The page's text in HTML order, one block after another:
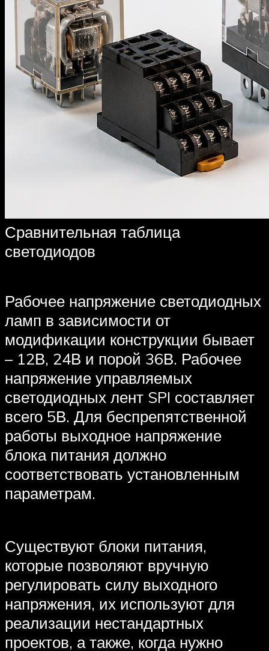
Сравнительная таблица
светодиодов
Рабочее напряжение светодиодных
ламп в зависимости от
модификации конструкции бывает
– 12В, 24В и порой 36В. Рабочее
напряжение управляемых
светодиодных лент SPI составляет
всего 5В. Для беспрепятственной
работы выходное напряжение
блока питания должно
соответствовать установленным
параметрам.
Существуют блоки питания,
которые позволяют вручную
регулировать силу выходного
напряжения, их используют для
реализации нестандартных
проектов, а также, когда нужно